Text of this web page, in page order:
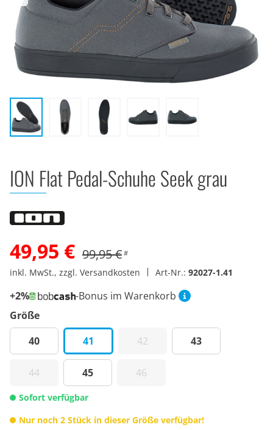
ION Flat Pedal-Schuhe Seek grau
49,95 € 99,95 € #
inkl. MwSt., zzgl. Versandkosten Art-Nr.: 92027-1.41
+2%
-Bonus im Warenkorb
Größe
40
41 42 43
44 45 46
Sofort verfügbar
Nur noch 2 Stück in dieser Größe verfügbar!